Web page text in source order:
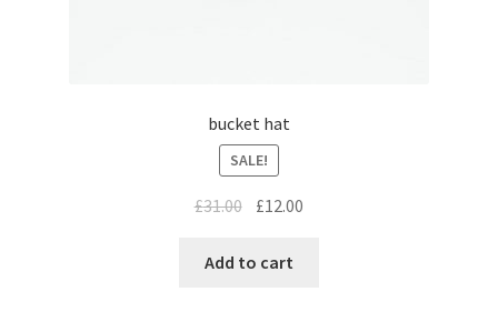
bucket hat
SALE!
£31.00 £12.00
Add to cart